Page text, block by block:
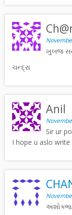
ખુબજ
ચન્દ્રા
Anil
Sir ur
I hope u aslo